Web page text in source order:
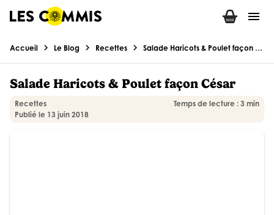
menu
Accueil chevron_right Le Blog chevron_right Recettes chevron_right Salade Haricots & Poulet façon César
Salade Haricots & Poulet façon César
Recettes
Publié le 13 juin 2018
Temps de lecture : 3 min